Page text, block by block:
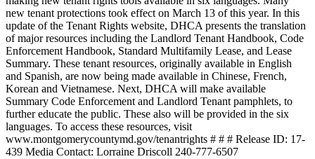
new tenant protections took effect on March 13 of this year. In this
update of the Tenant Rights website, DHCA presents the translation
of major resources including the Landlord Tenant Handbook, Code
Enforcement Handbook, Standard Multifamily Lease, and Lease
Summary. These tenant resources, originally available in English
and Spanish, are now being made available in Chinese, French,
Korean and Vietnamese. Next, DHCA will make available
Summary Code Enforcement and Landlord Tenant pamphlets, to
further educate the public. These also will be provided in the six
languages. To access these resources, visit
www.montgomerycountymd.gov/tenantrights # # # Release ID: 17-
439 Media Contact: Lorraine Driscoll 240-777-6507